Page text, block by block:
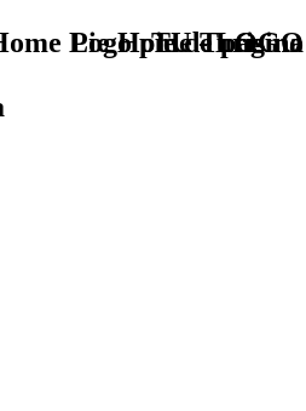
TU - LOGO
Logo pie de página
Pie Home Turismo